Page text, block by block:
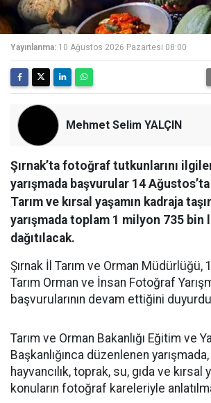
Yayınlanma: 10 Ağustos 2026 Pazartesi 08:00
Mehmet Selim YALÇIN
Şırnak’ta fotoğraf tutkunlarını
yarışmada başvurular 14
Tarım ve kırsal yaşamın kadraja
yarışmada toplam 1 milyon 735 bin
dağıtılacak.
Şırnak İl Tarım ve Orman Müdürlüğü,
Tarım Orman ve İnsan Fotoğraf
başvurularının devam ettiğini
Tarım ve Orman Bakanlığı Eğitim ve
Başkanlığınca düzenlenen
hayvancılık, toprak, su, gıda ve kırsal
konuların fotoğraf kareleriyle